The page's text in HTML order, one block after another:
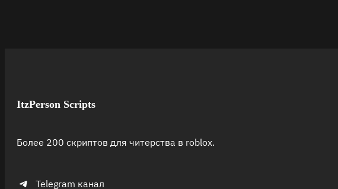
ItzPerson Scripts
Более 200 скриптов для читерства в roblox.
Telegram канал